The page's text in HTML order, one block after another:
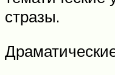
стразы.